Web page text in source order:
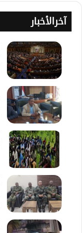
آخرالأخبار